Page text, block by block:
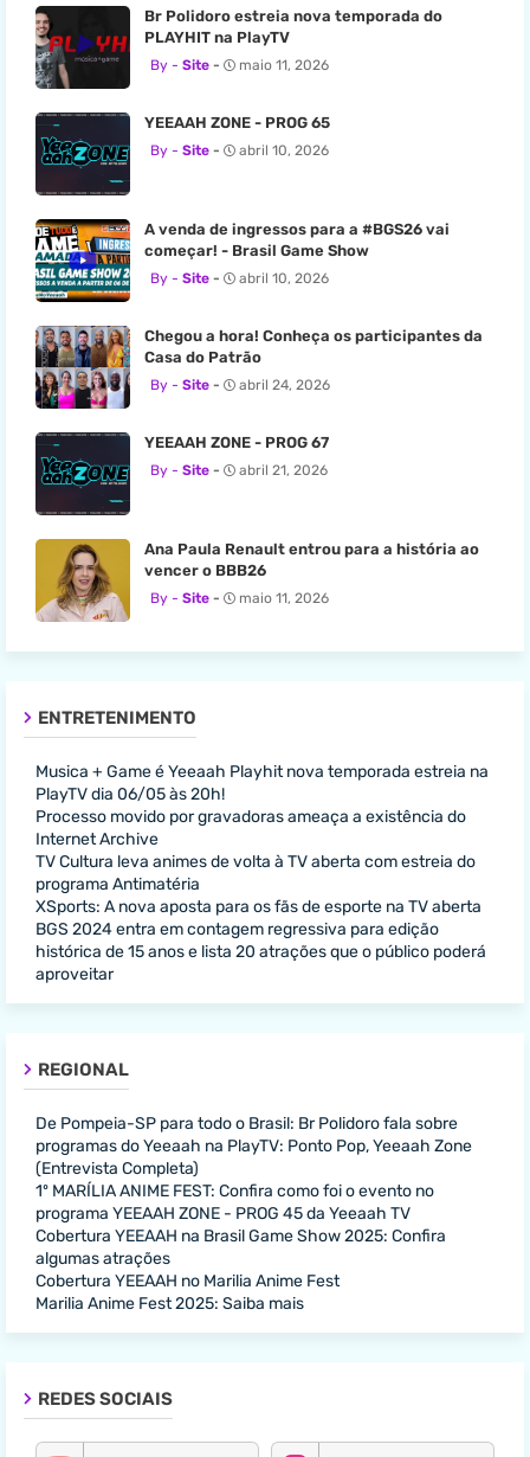
Br Polidoro estreia nova temporada do
PLAYHIT na PlayTV
Site maio 11, 2026
YEEAAH ZONE - PROG 65
Site abril 10, 2026
A venda de ingressos para a #BGS26 vai
começar! - Brasil Game Show
Site abril 10, 2026
Chegou a hora! Conheça os participantes da
Casa do Patrão
Site abril 24, 2026
YEEAAH ZONE - PROG 67
Site abril 21, 2026
Ana Paula Renault entrou para a história ao
vencer o BBB26
Site maio 11, 2026
ENTRETENIMENTO
Musica + Game é Yeeaah Playhit nova temporada estreia na
PlayTV dia 06/05 às 20h!
Processo movido por gravadoras ameaça a existência do
Internet Archive
TV Cultura leva animes de volta à TV aberta com estreia do
programa Antimatéria
XSports: A nova aposta para os fãs de esporte na TV aberta
BGS 2024 entra em contagem regressiva para edição
histórica de 15 anos e lista 20 atrações que o público poderá
aproveitar
REGIONAL
De Pompeia-SP para todo o Brasil: Br Polidoro fala sobre
programas do Yeeaah na PlayTV: Ponto Pop, Yeeaah Zone
(Entrevista Completa)
1º MARÍLIA ANIME FEST: Confira como foi o evento no
programa YEEAAH ZONE - PROG 45 da Yeeaah TV
Cobertura YEEAAH na Brasil Game Show 2025: Confira
algumas atrações
Cobertura YEEAAH no Marilia Anime Fest
Marilia Anime Fest 2025: Saiba mais
REDES SOCIAIS